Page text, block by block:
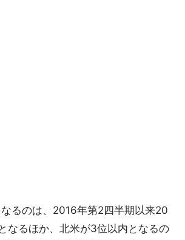
るのは、2016年第2四半期以来20
なるほか、北米が3位以内となるの